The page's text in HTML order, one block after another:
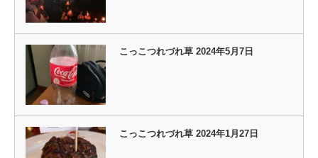
こっこつれづれ草 2024年5月7日
こっこつれづれ草 2024年1月27日